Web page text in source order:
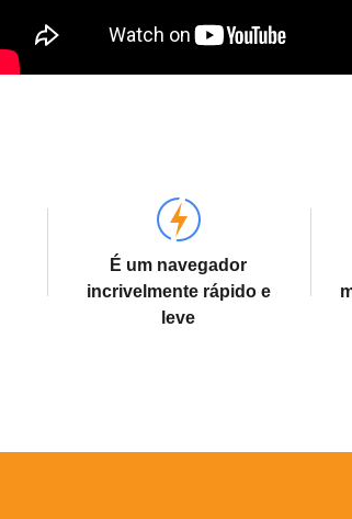
É um navegador
incrivelmente rápido e
leve